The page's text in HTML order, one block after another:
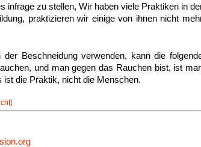
infrage zu stellen, Wir haben viele Praktiken in
praktizieren wir einige von ihnen nicht
Beschneidung verwenden, kann die
und man gegen das Rauchen bist, ist
die Praktik, nicht die Menschen.